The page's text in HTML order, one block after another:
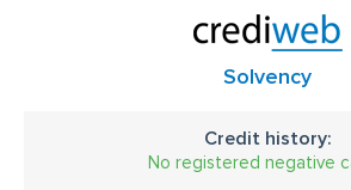
Solvency
Credit history:
No registered negative